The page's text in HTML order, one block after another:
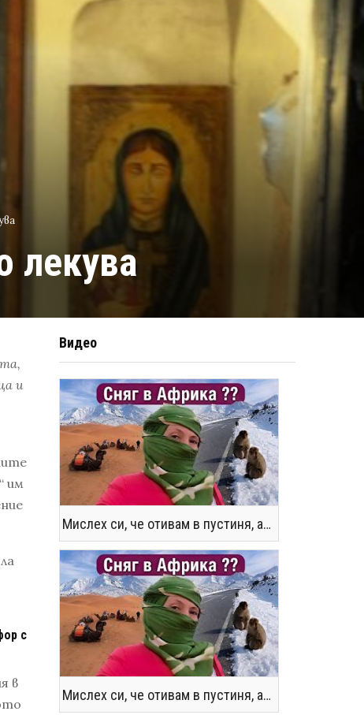
лекува
и
им
с
в
Видео
Мислех си, че отивам в пустиня, а се озовах в снега !! / Not the Morocco You Know
Мислех си, че отивам в пустиня, а се озовах в снега !! / Not the Morocco You Know